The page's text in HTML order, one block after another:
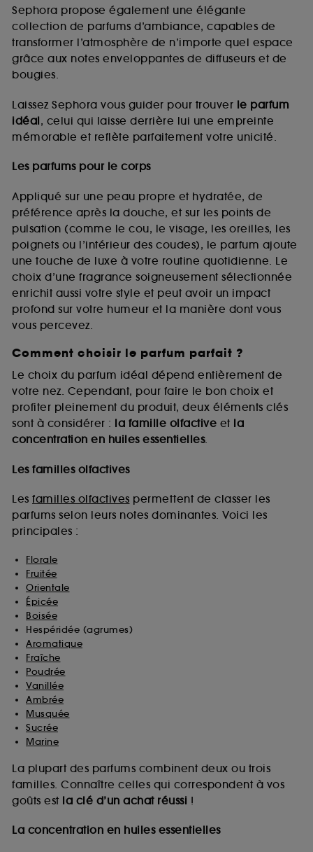
Sephora propose également une élégante
collection de parfums d’ambiance, capables de
transformer l’atmosphère de n’importe quel espace
grâce aux notes enveloppantes de diffuseurs et de
bougies.
Laissez Sephora vous guider pour trouver le parfum
idéal, celui qui laisse derrière lui une empreinte
mémorable et reflète parfaitement votre unicité.
Les parfums pour le corps
Appliqué sur une peau propre et hydratée, de
préférence après la douche, et sur les points de
pulsation (comme le cou, le visage, les oreilles, les
poignets ou l’intérieur des coudes), le parfum ajoute
une touche de luxe à votre routine quotidienne. Le
choix d’une fragrance soigneusement sélectionnée
enrichit aussi votre style et peut avoir un impact
profond sur votre humeur et la manière dont vous
vous percevez.
Comment choisir le parfum parfait ?
Le choix du parfum idéal dépend entièrement de
votre nez. Cependant, pour faire le bon choix et
profiter pleinement du produit, deux éléments clés
sont à considérer : la famille olfactive et la
concentration en huiles essentielles.
Les familles olfactives
Les familles olfactives permettent de classer les
parfums selon leurs notes dominantes. Voici les
principales :
Florale
Fruitée
Orientale
Épicée
Boisée
Hespéridée (agrumes)
Aromatique
Fraîche
Poudrée
Vanillée
Ambrée
Musquée
Sucrée
Marine
La plupart des parfums combinent deux ou trois
familles. Connaître celles qui correspondent à vos
goûts est la clé d’un achat réussi !
La concentration en huiles essentielles
de vous plaire via des publicités, y compris sur des
sites tiers et sur les réseaux sociaux, sur la base
des pages que vous avez consultées, de votre
navigation, et de l'historique de vos interactions.
d’en améliorer la performance.
Cookies de sécurisation des paiements en ligne :
fraudes aux moyens de paiement et les
usurpations d’identité.
Cookies fonctionnels :il s’agit de cookies
permettant l’affichage et/ou la fourniture de
certaines fonctionnalités du site, tel que les
cookies d’authentification qui sont utilisés afin de
vous faire bénéficier de l’authentification
prolongée vous permettant d’accéder à votre
compte lors de votre prochaine visite sur le site
sans saisir à nouveau votre identifiant et mot de
passe.
A l'exception des cookies techniques, le dépôt et la
lecture de ces traceurs requiert votre accord. Vous
pouvez personnaliser vos choix concernant le dépôt
de ces cookies grâce au bouton "personnaliser mes
choix" ci-dessous ou décider de "tout accepter".
Sephora pourra associer les informations de
navigation collectées par ces Cookies, pour les
collectées ou générées lors de votre activité en ligne
sur "continuer sans accepter". Voous pouvez à tout
moment choisir de retirer votrte consentement. Si vous
souhaitez obtenir plus d'information sur les cookies
utilisés, cliquez